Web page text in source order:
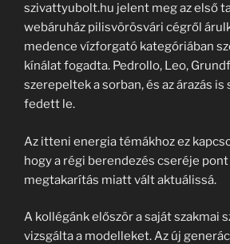
szivattyubolt.hu jelent meg az első
webáruház pilisvörösvári cégről
medence vízforgató kategóriában
kínálat fogadta. Pedrollo, Leo,
szerepeltek a sorban, és az árazás
fedett le.
Az itteni energia témákhoz ez
hogy a régi berendezés cseréje
megtakarítás miatt vált aktuálissá.
A kollégánk először a saját szakmai
vizsgálta a modelleket. Az új